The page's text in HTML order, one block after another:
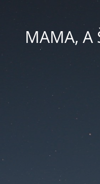
MAMA, A